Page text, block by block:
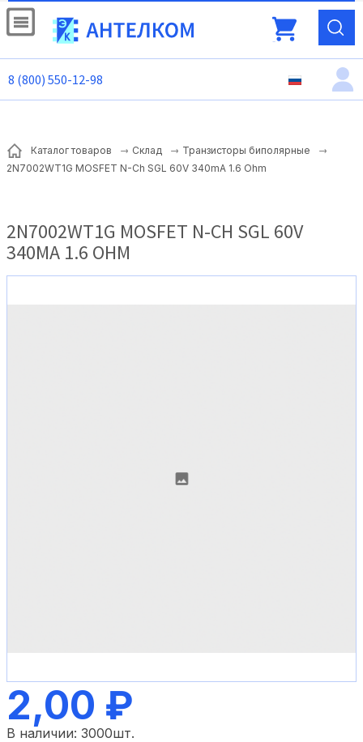
8 (800) 550-12-98
Каталог товаров Склад
Транзисторы биполярные
2N7002WT1G MOSFET N-Ch SGL 60V 340mA 1.6 Ohm
2N7002WT1G MOSFET N-CH SGL 60V
340MA 1.6 OHM
2,00 ₽
В наличии: 3000шт.